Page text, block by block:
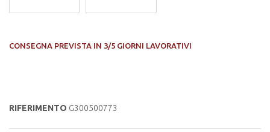
CONSEGNA PREVISTA IN 3/5 GIORNI LAVORATIVI
RIFERIMENTO G300500773